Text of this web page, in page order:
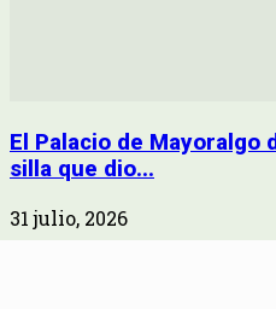
El Palacio de Mayoralgo
silla que dio...
31 julio, 2026